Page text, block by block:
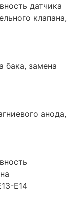
датчика
клапана,
бака, замена
анода,
E14